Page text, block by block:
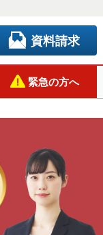
資料請求
緊急の方へ